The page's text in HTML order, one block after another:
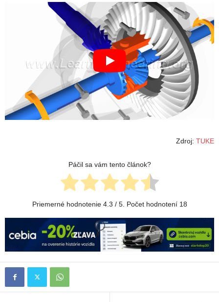
Zdroj: TUKE
Páčil sa vám tento článok?
Priemerné hodnotenie 4.3 / 5. Počet hodnotení 18